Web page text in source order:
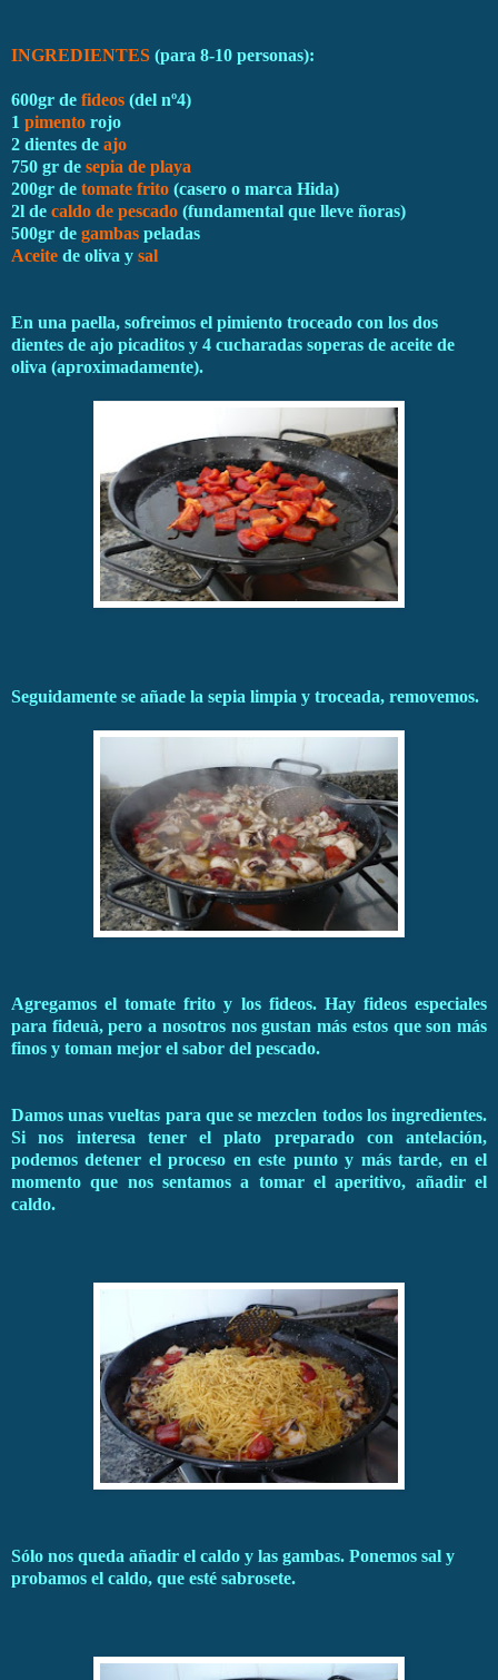
INGREDIENTES (para 8-10 personas):
600gr de fideos (del nº4)
1 pimento rojo
2 dientes de ajo
750 gr de sepia de playa
200gr de tomate frito (casero o marca Hida)
2l de caldo de pescado (fundamental que lleve ñoras)
500gr de gambas peladas
Aceite de oliva y sal
En una paella, sofreimos el pimiento troceado con los dos
dientes de ajo picaditos y 4 cucharadas soperas de aceite de
oliva (aproximadamente).
Seguidamente se añade la sepia limpia y troceada, removemos.
Agregamos el tomate frito y los fideos. Hay fideos especiales
para fideuà, pero a nosotros nos gustan más estos que son más
finos y toman mejor el sabor del pescado.
Damos unas vueltas para que se mezclen todos los ingredientes.
Si nos interesa tener el plato preparado con antelación,
podemos detener el proceso en este punto y más tarde, en el
momento que nos sentamos a tomar el aperitivo, añadir el
caldo.
Sólo nos queda añadir el caldo y las gambas. Ponemos sal y
probamos el caldo, que esté sabrosete.